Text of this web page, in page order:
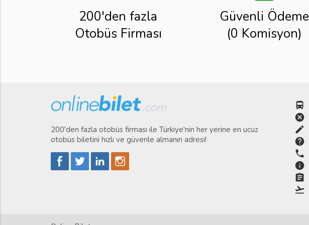
200'den fazla
Otobüs Firması
Güvenli Ödeme
(0 Komisyon)
200'den fazla otobüs firması ile Türkiye'nin her yerine en ucuz
otobüs biletini hızlı ve güvenle almanın adresi!
directions_bus
cancel
edit
help
phone
info
assignment
flight_takeoff